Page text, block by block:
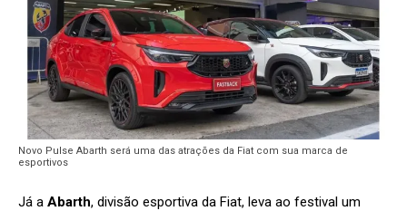
Novo Pulse Abarth será uma das atrações da Fiat com sua marca de
esportivos
Já a Abarth, divisão esportiva da Fiat, leva ao festival um